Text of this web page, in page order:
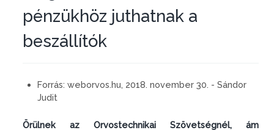
pénzükhöz juthatnak a
beszállítók
Forrás: weborvos.hu, 2018. november 30. - Sándor
Judit
Örülnek az Orvostechnikai Szövetségnél, ám